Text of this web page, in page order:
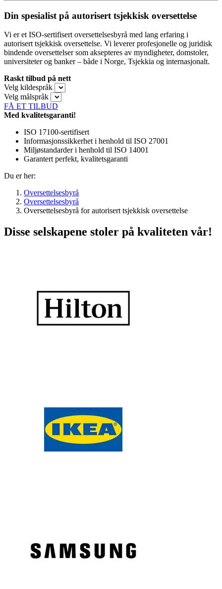
Din spesialist på autorisert tsjekkisk oversettelse
Vi er et ISO-sertifisert oversettelsesbyrå med lang erfaring i
autorisert tsjekkisk oversettelse. Vi leverer profesjonelle og juridisk
bindende oversettelser som aksepteres av myndigheter, domstoler,
universiteter og banker – både i Norge, Tsjekkia og internasjonalt.
Raskt tilbud på nett
Velg kildespråk
Velg målspråk
FÅ ET TILBUD
Med kvalitetsgaranti!
ISO 17100-sertifisert
Informasjonssikkerhet i henhold til ISO 27001
Miljøstandarder i henhold til ISO 14001
Garantert perfekt, kvalitetsgaranti
Du er her:
Oversettelsesbyrå
Oversettelsesbyrå
Oversettelsesbyrå for autorisert tsjekkisk oversettelse
Disse selskapene stoler på kvaliteten vår!